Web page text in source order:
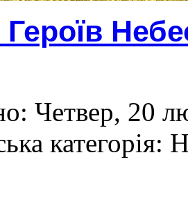
Четвер, 20
категорія: